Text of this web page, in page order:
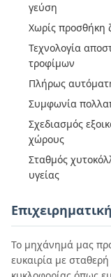
γεύση
Χωρίς προσθήκη
Τεχνολογία
τροφίμων
Πλήρως
Συμφωνία
Σχεδιασμός
χώρους
Σταθμός
υγείας
Το μηχάνημά μας
ευκαιρία με